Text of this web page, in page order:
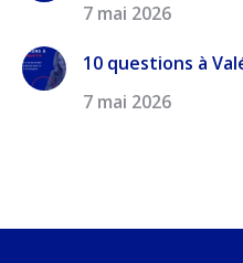
7 mai 2026
10 questions à
7 mai 2026